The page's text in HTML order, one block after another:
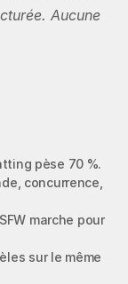
Aucune
pèse 70 %.
concurrence,
marche pour
sur le même